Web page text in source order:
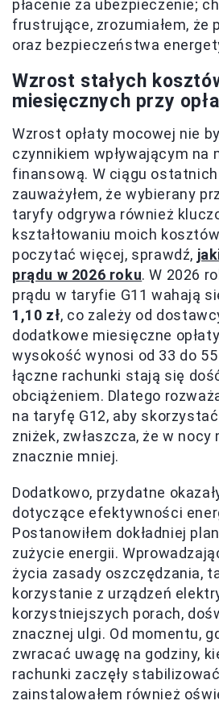
płacenie za ubezpieczenie;
frustrujące, zrozumiałem, że
oraz bezpieczeństwa
Wzrost stałych
miesięcznych przy
Wzrost opłaty mocowej nie
czynnikiem wpływającym na
finansową. W ciągu
zauważyłem, że wybierany
taryfy odgrywa również
kształtowaniu moich
poczytać więcej, sprawdź,
prądu w 2026 roku. W 2026
prądu w taryfie G11 wahają
1,10 zł, co zależy od
dodatkowe miesięczne
wysokość wynosi od 33 do 55
łączne rachunki stają się
obciążeniem. Dlatego
na taryfę G12, aby
zniżek, zwłaszcza, że w nocy
znacznie mniej.
Dodatkowo, przydatne
dotyczące efektywności
Postanowiłem dokładniej
zużycie energii.
życia zasady oszczędzania,
korzystanie z urządzeń
korzystniejszych porach,
znacznej ulgi. Od momentu,
zwracać uwagę na godziny,
rachunki zaczęły
zainstalowałem również